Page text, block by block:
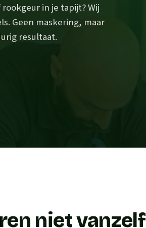
in je tapijt? Wij
Geen maskering, maar
resultaat.
niet vanzelf